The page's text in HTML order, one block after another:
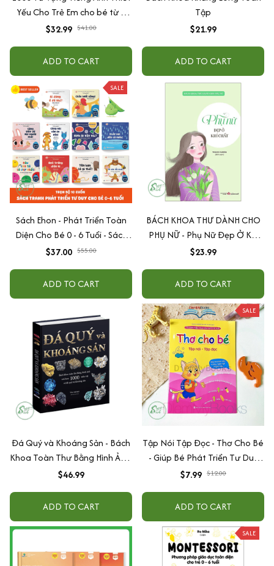
Yếu Cho Trẻ Em cho bé từ 3
tuổi
$32.99 $41.00
ADD TO CART
Tập
$21.99
ADD TO CART
SALE
Sách Ehon - Phát Triển Toàn
Diện Cho Bé 0 - 6 Tuổi - Sách
Song Ngữ Việt - Anh
$37.00 $55.00
ADD TO CART
BÁCH KHOA THƯ DÀNH CHO
PHỤ NỮ - Phụ Nữ Đẹp Ở Khí
Chất
$23.99
ADD TO CART
Đá Quý và Khoáng Sản - Bách
Khoa Toàn Thư Bằng Hình Ảnh,
Bìa Cứng, In Màu
$46.99
ADD TO CART
SALE
Tập Nói Tập Đọc - Thơ Cho Bé
- Giúp Bé Phát Triển Tư Duy
Ngôn Ngữ Và Giao Tiếp Cho
$7.99 $12.00
ADD TO CART
SALE